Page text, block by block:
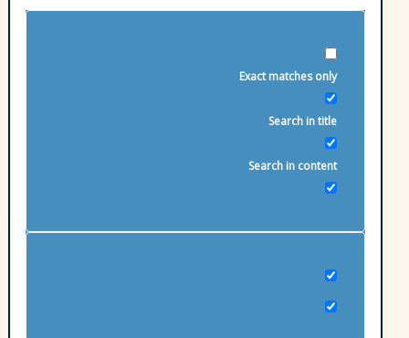
لويندوز
Exact matches only
Search in title
Search in content